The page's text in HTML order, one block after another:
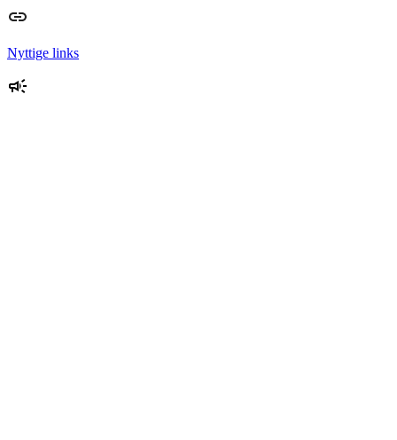
Nyttige links